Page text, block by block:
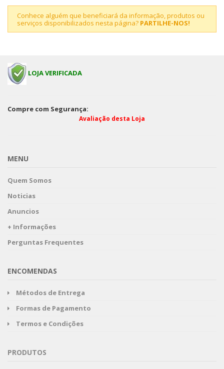
Conhece alguém que beneficiará da informação, produtos ou
serviços disponibilizados nesta página? PARTILHE-NOS!
LOJA VERIFICADA
Compre com Segurança:
Avaliação desta Loja
MENU
Quem Somos
Noticias
Anuncios
+ Informações
Perguntas Frequentes
ENCOMENDAS
Métodos de Entrega
Formas de Pagamento
Termos e Condições
PRODUTOS